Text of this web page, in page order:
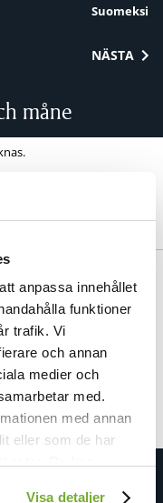
anpassa innehållet
funktioner
trafik. Vi
och annan
medier och
med.
med annan
eller som de har
Visa detaljer
Suomeksi
NÄSTA
måne
Lennart